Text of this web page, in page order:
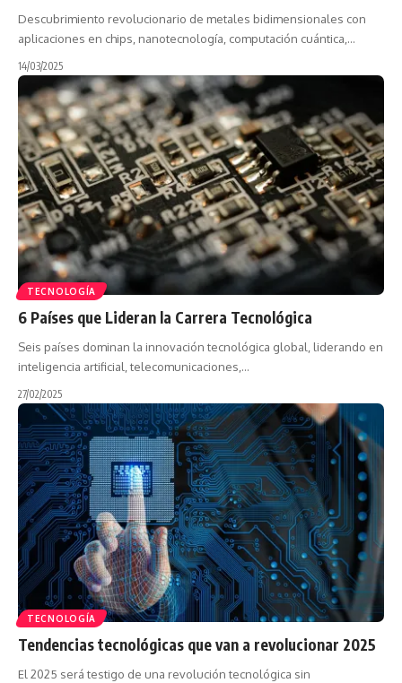
Descubrimiento revolucionario de metales bidimensionales con
aplicaciones en chips, nanotecnología, computación cuántica,…
14/03/2025
TECNOLOGÍA
6 Países que Lideran la Carrera Tecnológica
Seis países dominan la innovación tecnológica global, liderando en
inteligencia artificial, telecomunicaciones,…
27/02/2025
TECNOLOGÍA
Tendencias tecnológicas que van a revolucionar 2025
El 2025 será testigo de una revolución tecnológica sin